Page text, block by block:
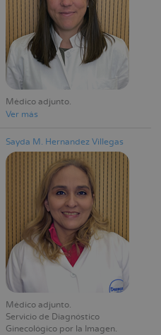
Médico adjunto
Ver más
Sayda M. Hernandez Villegas
Médico adjunto
Servicio de Diagnóstico
Ginecológico por la Imagen